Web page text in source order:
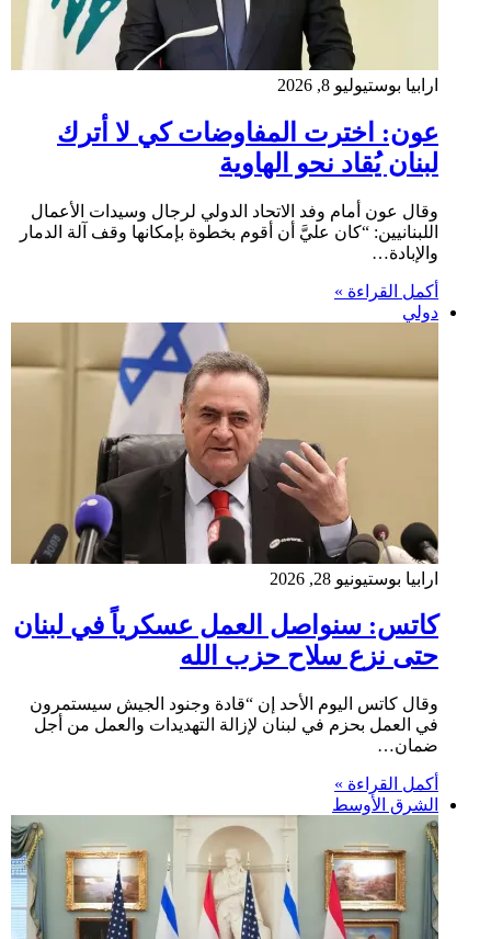
ارابيا بوستيوليو 8, 2026
عون: اخترت المفاوضات كي لا أترك
لبنان يُقاد نحو الهاوية
وقال عون أمام وفد الاتحاد الدولي لرجال وسيدات الأعمال
اللبنانيين: “كان عليَّ أن أقوم بخطوة بإمكانها وقف آلة الدمار
والإبادة…
أكمل القراءة »
دولي
ارابيا بوستيونيو 28, 2026
كاتس: سنواصل العمل عسكرياً في لبنان
حتى نزع سلاح حزب الله
وقال كاتس اليوم الأحد إن “قادة وجنود الجيش سيستمرون
في العمل بحزم في لبنان لإزالة التهديدات والعمل من أجل
ضمان…
أكمل القراءة »
الشرق الأوسط